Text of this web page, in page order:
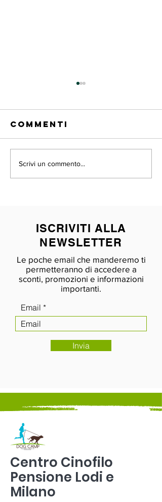
Commenti
Scrivi un commento...
ISCRIVITI ALLA
NEWSLETTER
Le poche email che manderemo ti
permetteranno di accedere a
sconti, promozioni e informazioni
importanti.
Email
Invia
Centro Cinofilo
Pensione Lodi e
Milano